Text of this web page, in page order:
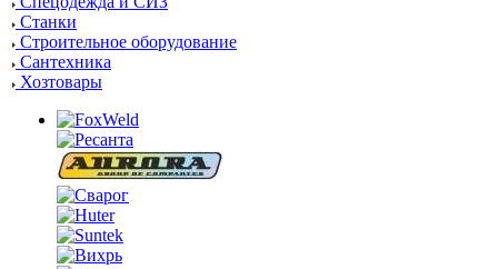
Станки
Строительное оборудование
Сантехника
Хозтовары